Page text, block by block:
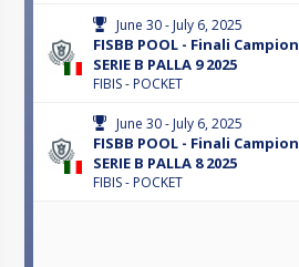
June 30 - July 6, 2025
FISBB POOL - Finali
SERIE B PALLA 9 2025
FIBIS - POCKET
June 30 - July 6, 2025
FISBB POOL - Finali
SERIE B PALLA 8 2025
FIBIS - POCKET